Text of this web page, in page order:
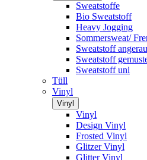
Sweatstoffe
Bio Sweatstoff
Heavy Jogging
Sommersweat/
Sweatstoff
Sweatstoff
Sweatstoff uni
Tüll
Vinyl
Vinyl
Vinyl
Design Vinyl
Frosted Vinyl
Glitzer Vinyl
Glitter Vinyl